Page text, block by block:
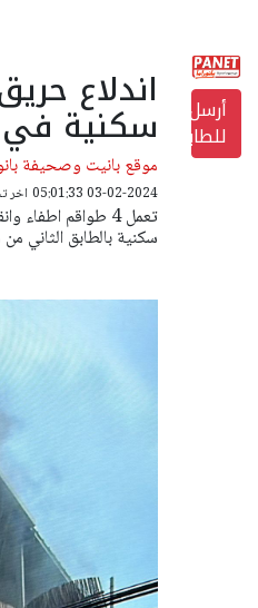
أرسل
للطابعة
اندلاع
سكنية
موقع بانيت وصحيفة
03-02-2024 05:01:33 اخر تحديث:
تعمل 4 طواقم
سكنية بالطابق الثاني من مبنى 4 طوابق